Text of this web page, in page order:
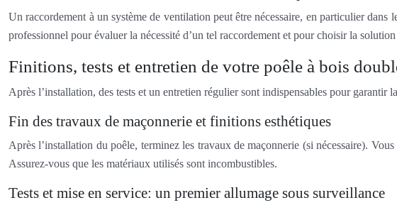
Un raccordement à un système de ventilation peut être nécessaire, en particulier
professionnel pour évaluer la nécessité d’un tel raccordement et pour choisir la
Finitions, tests et entretien de votre poêle à bois
Après l’installation, des tests et un entretien régulier sont indispensables pour
Fin des travaux de maçonnerie et finitions esthétiques
Après l’installation du poêle, terminez les travaux de maçonnerie (si nécessaire).
Assurez-vous que les matériaux utilisés sont incombustibles.
Tests et mise en service: un premier allumage sous surveillance